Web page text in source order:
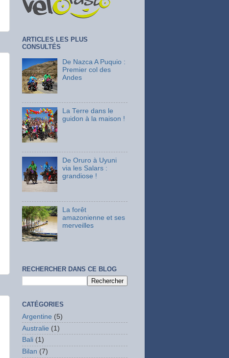
ARTICLES LES PLUS
CONSULTÉS
De Nazca A Puquio :
Premier col des
Andes
La Terre dans le
guidon à la maison !
De Oruro à Uyuni
via les Salars :
grandiose !
La forêt
amazonienne et ses
merveilles
RECHERCHER DANS CE BLOG
CATÉGORIES
Argentine (5)
Australie (1)
Bali (1)
Bilan (7)